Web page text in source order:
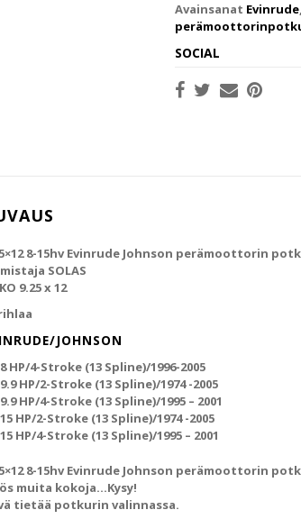
Avainsanat Evinrude,
SOCIAL
8-15hv Evinrude Johnson perämoottorin
SOLAS
9.25 x 12
JOHNSON
8 HP/4-Stroke (13 Spline)/1996-2005
9.9 HP/2-Stroke (13 Spline)/1974 -2005
9.9 HP/4-Stroke (13 Spline)/1995 – 2001
15 HP/2-Stroke (13 Spline)/1974 -2005
15 HP/4-Stroke (13 Spline)/1995 – 2001
8-15hv Evinrude Johnson perämoottorin
muita kokoja…Kysy!
tietää potkurin valinnassa.